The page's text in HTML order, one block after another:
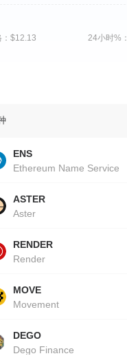
$12.13 24小时%：
ENS
Ethereum Name Service
ASTER
Aster
RENDER
Render
MOVE
Movement
DEGO
Dego Finance